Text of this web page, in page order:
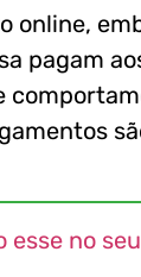
online,
pagam
esse no seu